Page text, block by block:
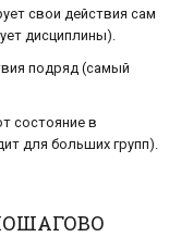
свои действия сам
дисциплины).
подряд (самый
состояние в
для больших групп).